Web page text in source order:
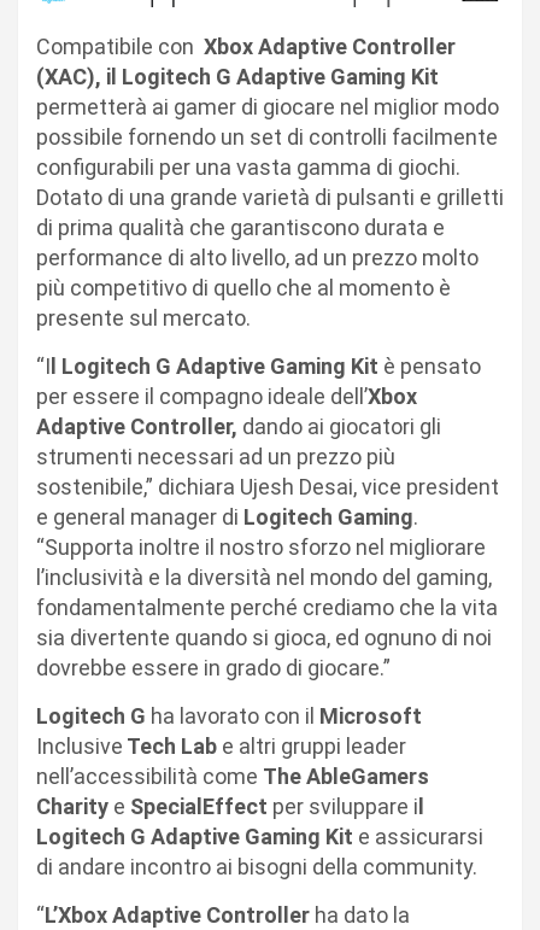
Compatibile con Xbox Adaptive Controller
(XAC), il Logitech G Adaptive Gaming Kit
permetterà ai gamer di giocare nel miglior modo
possibile fornendo un set di controlli facilmente
configurabili per una vasta gamma di giochi.
Dotato di una grande varietà di pulsanti e grilletti
di prima qualità che garantiscono durata e
performance di alto livello, ad un prezzo molto
più competitivo di quello che al momento è
presente sul mercato.
“I l Logitech G Adaptive Gaming Kit è pensato
per essere il compagno ideale dell’Xbox
Adaptive Controller, dando ai giocatori gli
strumenti necessari ad un prezzo più
sostenibile,” dichiara Ujesh Desai, vice president
e general manager di Logitech Gaming.
“Supporta inoltre il nostro sforzo nel migliorare
l’inclusività e la diversità nel mondo del gaming,
fondamentalmente perché crediamo che la vita
sia divertente quando si gioca, ed ognuno di noi
dovrebbe essere in grado di giocare.”
Logitech G ha lavorato con il Microsoft
Inclusive Tech Lab e altri gruppi leader
nell’accessibilità come The AbleGamers
Charity e SpecialEffect per sviluppare i
Logitech G Adaptive Gaming Kit e assicurarsi
di andare incontro ai bisogni della community.
“L’Xbox Adaptive Controller ha dato la